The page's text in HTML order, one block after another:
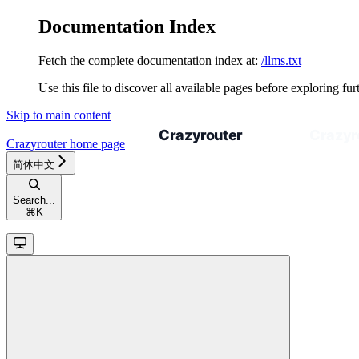
Documentation Index
Fetch the complete documentation index at: /llms.txt
Use this file to discover all available pages before exploring
Skip to main content
Crazyrouterhome page
简体中文
Search...
⌘ K